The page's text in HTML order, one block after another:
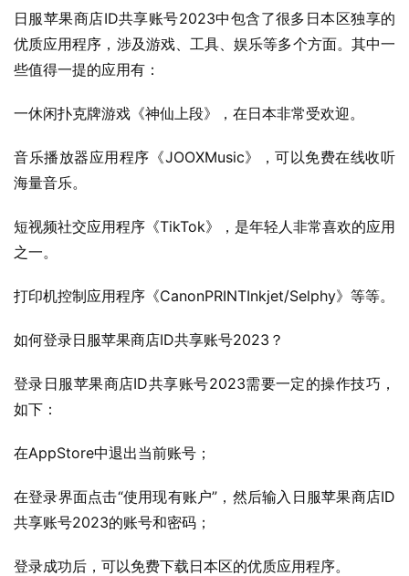
日服苹果商店ID共享账号2023中包含了很多日本区独享的
优质应用程序，涉及游戏、工具、娱乐等多个方面。其中一
些值得一提的应用有：
一休闲扑克牌游戏《神仙上段》，在日本非常受欢迎。
音乐播放器应用程序《JOOXMusic》，可以免费在线收听
海量音乐。
短视频社交应用程序《TikTok》，是年轻人非常喜欢的应用
之一。
打印机控制应用程序《CanonPRINTInkjet/Selphy》等等。
如何登录日服苹果商店ID共享账号2023？
登录日服苹果商店ID共享账号2023需要一定的操作技巧，
如下：
在AppStore中退出当前账号；
在登录界面点击“使用现有账户”，然后输入日服苹果商店ID
共享账号2023的账号和密码；
登录成功后，可以免费下载日本区的优质应用程序。